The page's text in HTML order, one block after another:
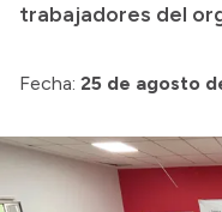
Consulta de pago a
Intranet
Login
trabajadores del
Fecha: 25 de agosto